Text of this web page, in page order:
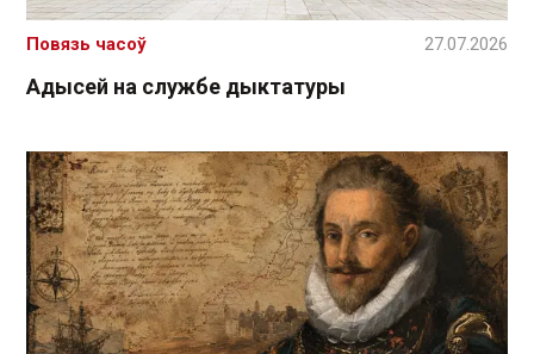
Адысей на службе дыктатуры
Повязь часоў 27.07.2026